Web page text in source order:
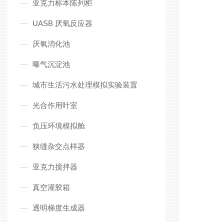
亚克力标本陈列柜
UASB 厌氧反应器
厌氧消化池
曝气沉淀池
城市生活污水处理模拟实验装置
光合作用叶室
负压环境模拟舱
狭缝杂交点样器
亚克力搅拌器
真空灌胶箱
透明梯度生成器